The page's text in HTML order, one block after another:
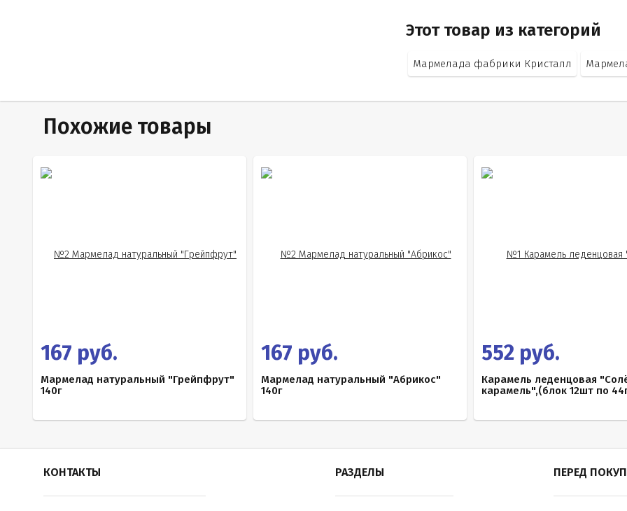
Этот товар из категорий
Мармелада фабрики Кристалл
Похожие товары
167 руб.
Мармелад натуральный "Грейпфрут"
140г
167 руб.
Мармелад натуральный "Абрикос"
140г
552 руб.
Карамель леденцовая
карамель",(блок 12шт по
КОНТАКТЫ РАЗДЕЛЫ ПЕРЕД